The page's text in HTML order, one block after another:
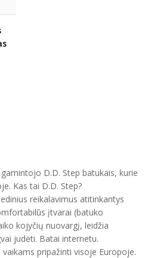
D.D. Step batukais, kurie
Kas tai D.D. Step?
reikalavimus atitinkantys
įtvarai (batuko
kojyčių nuovargį, leidžia
judėti. Batai internetu.
pripažinti visoje Europoje.